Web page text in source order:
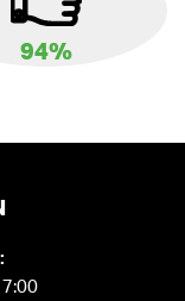
94%